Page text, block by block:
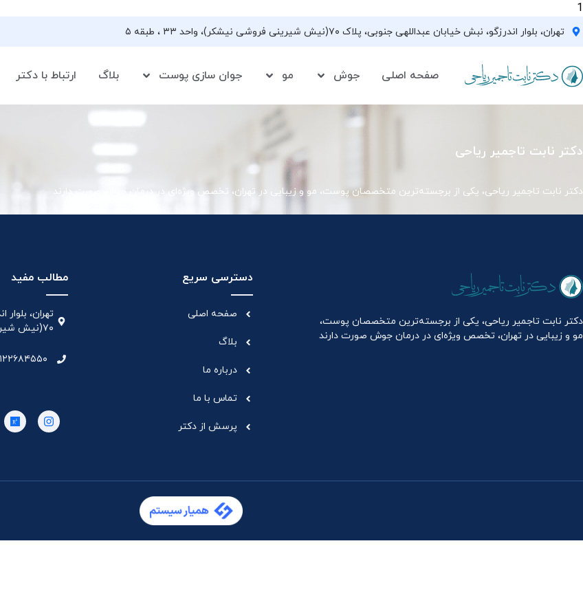
1
تهران، بلوار اندرزگو، نبش خیابان عبداللهی جنوبی، پلاک ۷۰(نیش شیرینی فروشی نیشکر)، واحد ۳۳ ، طبقه ۵
صفحه اصلی جوش مو جوان سازی پوست بلاگ ارتباط با دکتر
دکتر نابت تاجمیر ریاحی
دکتر نابت تاجمیر ریاحی، یکی از برجسته‌ترین متخصصان پوست، مو و زیبایی در تهران، تخصص ویژه‌ای در درمان جوش صورت دارند
دکتر نابت تاجمیر ریاحی، یکی از برجسته‌ترین متخصصان پوست،
مو و زیبایی در تهران، تخصص ویژه‌ای در درمان جوش صورت دارند
دسترسی سریع
صفحه اصلی
بلاگ
درباره ما
تماس با ما
پرسش از دکتر
مطالب مفید
تهران،
۷۰(نیش شیرینی فروشی نیشکر)، واحد ۳۳ ، طبقه ۵